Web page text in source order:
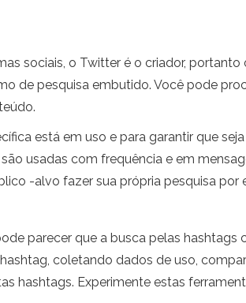
sociais, o Twitter é o criador,
de pesquisa embutido. Você pode
está em uso e para garantir que
usadas com frequência e em
-alvo fazer sua própria pesquisa por
parecer que a busca pelas hashtags
coletando dados de uso,
hashtags. Experimente estas